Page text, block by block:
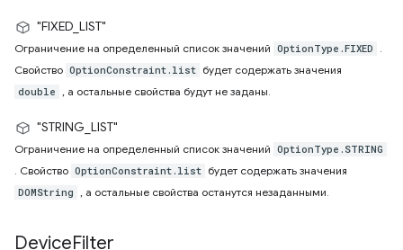
"FIXED_LIST"
Ограничение на определенный список значений OptionType.FIXED
.
Свойство OptionConstraint.list будет содержать значения
double , а остальные свойства будут не заданы.
"STRING_LIST"
Ограничение на определенный список значений OptionType.STRING
. Свойство OptionConstraint.list будет содержать значения
DOMString , а остальные свойства останутся незаданными.
DeviceFilter